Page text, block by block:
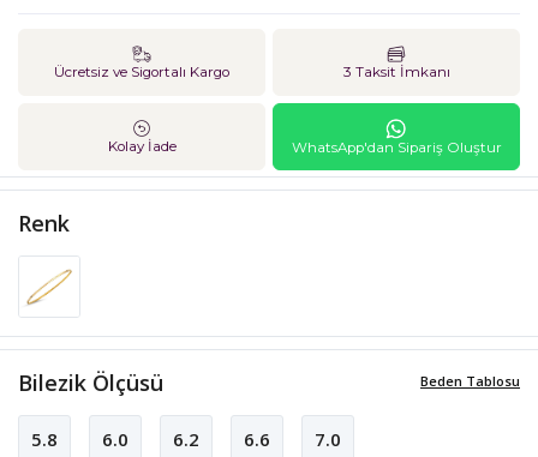
Ücretsiz ve Sigortalı Kargo 3 Taksit İmkanı
Kolay İade WhatsApp'dan Sipariş Oluştur
Renk
Beden Tablosu
Bilezik Ölçüsü
5.8 6.0 6.2 6.6 7.0